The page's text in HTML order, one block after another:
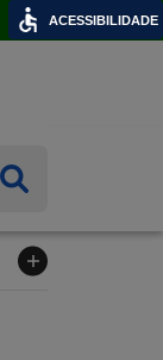
ACESSIBILIDADE